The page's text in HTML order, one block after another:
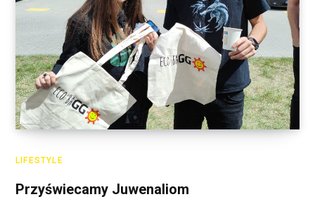
LIFESTYLE
Przyświecamy Juwenaliom